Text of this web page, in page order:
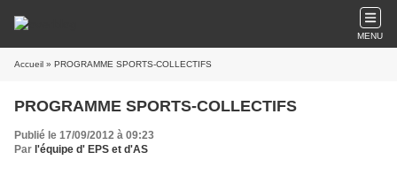
MENU
Accueil » PROGRAMME SPORTS-COLLECTIFS
PROGRAMME SPORTS-COLLECTIFS
Publié le 17/09/2012 à 09:23
Par l'équipe d' EPS et d'AS